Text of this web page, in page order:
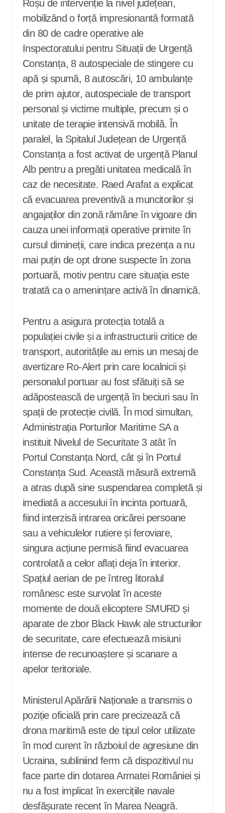
Roșu de intervenție la nivel județean,
mobilizând o forță impresionantă formată
din 80 de cadre operative ale
Inspectoratului pentru Situații de Urgență
Constanța, 8 autospeciale de stingere cu
apă și spumă, 8 autoscări, 10 ambulanțe
de prim ajutor, autospeciale de transport
personal și victime multiple, precum și o
unitate de terapie intensivă mobilă. În
paralel, la Spitalul Județean de Urgență
Constanța a fost activat de urgență Planul
Alb pentru a pregăti unitatea medicală în
caz de necesitate. Raed Arafat a explicat
că evacuarea preventivă a muncitorilor și
angajaților din zonă rămâne în vigoare din
cauza unei informații operative primite în
cursul dimineții, care indica prezența a nu
mai puțin de opt drone suspecte în zona
portuară, motiv pentru care situația este
tratată ca o amenințare activă în dinamică.
Pentru a asigura protecția totală a
populației civile și a infrastructurii critice de
transport, autoritățile au emis un mesaj de
avertizare Ro-Alert prin care localnicii și
personalul portuar au fost sfătuiți să se
adăpostească de urgență în beciuri sau în
spații de protecție civilă. În mod simultan,
Administrația Porturilor Maritime SA a
instituit Nivelul de Securitate 3 atât în
Portul Constanța Nord, cât și în Portul
Constanța Sud. Această măsură extremă
a atras după sine suspendarea completă și
imediată a accesului în incinta portuară,
fiind interzisă intrarea oricărei persoane
sau a vehiculelor rutiere și feroviare,
singura acțiune permisă fiind evacuarea
controlată a celor aflați deja în interior.
Spațiul aerian de pe întreg litoralul
românesc este survolat în aceste
momente de două elicoptere SMURD și
aparate de zbor Black Hawk ale structurilor
de securitate, care efectuează misiuni
intense de recunoaștere și scanare a
apelor teritoriale.
Ministerul Apărării Naționale a transmis o
poziție oficială prin care precizează că
drona maritimă este de tipul celor utilizate
în mod curent în războiul de agresiune din
Ucraina, subliniind ferm că dispozitivul nu
face parte din dotarea Armatei României și
nu a fost implicat în exercițiile navale
desfășurate recent în Marea Neagră.